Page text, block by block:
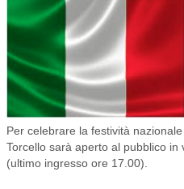
Per celebrare la festività
Torcello sarà aperto al pubblico
(ultimo ingresso ore 17.00).